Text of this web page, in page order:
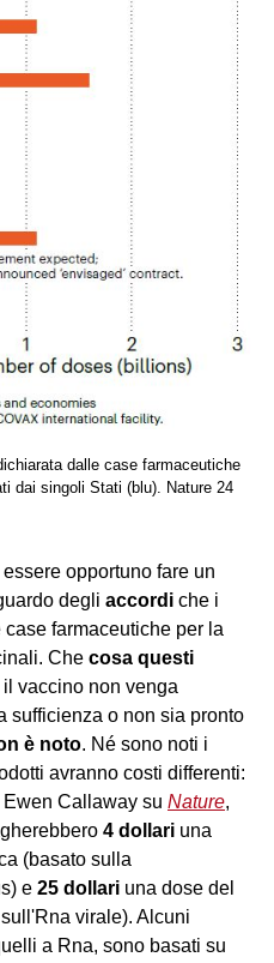
dalle case farmaceutiche
dai singoli Stati (blu). Nature 24
opportuno fare un
degli accordi che i
farmaceutiche per la
Che cosa questi
il vaccino non venga
sufficienza o non sia pronto
è noto. Né sono noti i
avranno costi differenti:
Callaway su Nature,
4 dollari una
(basato sulla
e 25 dollari una dose del
virale). Alcuni
a Rna, sono basati su